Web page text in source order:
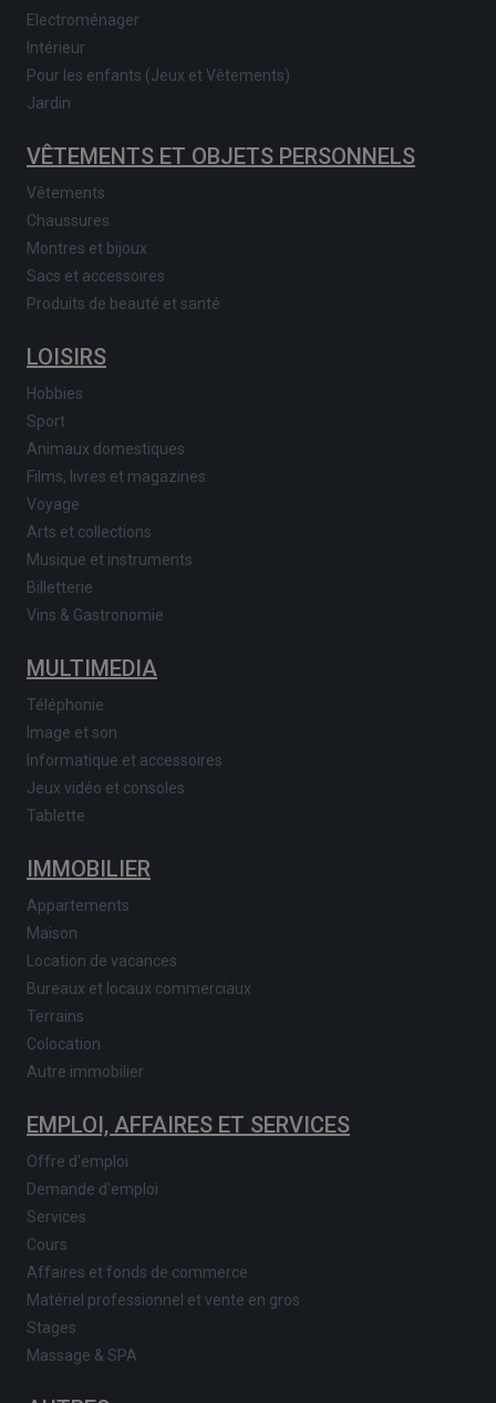
Electroménager
Intérieur
Pour les enfants (Jeux et Vêtements)
Jardin
VÊTEMENTS ET OBJETS PERSONNELS
Vêtements
Chaussures
Montres et bijoux
Sacs et accessoires
Produits de beauté et santé
LOISIRS
Hobbies
Sport
Animaux domestiques
Films, livres et magazines
Voyage
Arts et collections
Musique et instruments
Billetterie
Vins & Gastronomie
MULTIMEDIA
Téléphonie
Image et son
Informatique et accessoires
Jeux vidéo et consoles
Tablette
IMMOBILIER
Appartements
Maison
Location de vacances
Bureaux et locaux commerciaux
Terrains
Colocation
Autre immobilier
EMPLOI, AFFAIRES ET SERVICES
Offre d'emploi
Demande d'emploi
Services
Cours
Affaires et fonds de commerce
Matériel professionnel et vente en gros
Stages
Massage & SPA